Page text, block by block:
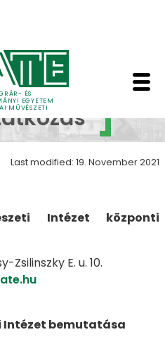
ÉS
EGYETEM
MŰVÉSZETI
Last modified: 19. November 2021
Intézet központi
Zsilinszky E. u. 10.
Intézet bemutatása